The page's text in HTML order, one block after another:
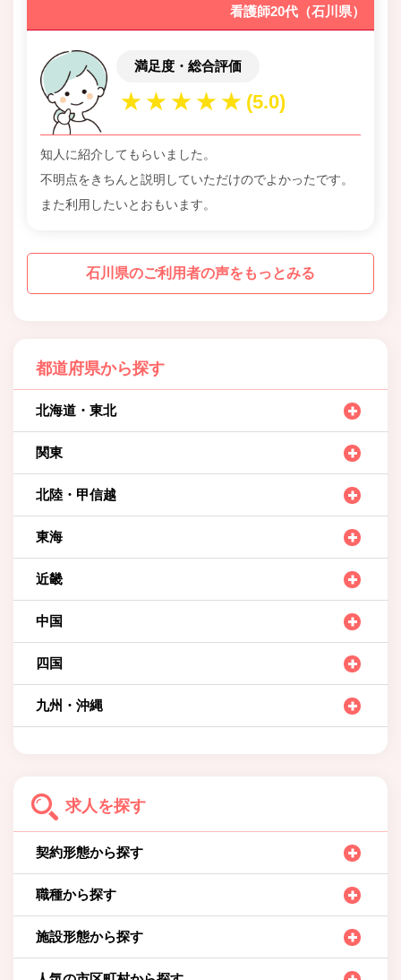
看護師20代（石川県）
満足度・総合評価
知人に紹介してもらいました。
不明点をきちんと説明していただけのでよかったです。
また利用したいとおもいます。
石川県のご利用者の声をもっとみる
都道府県から探す
北海道・東北
関東
北陸・甲信越
東海
近畿
中国
四国
九州・沖縄
求人を探す
契約形態から探す
職種から探す
施設形態から探す